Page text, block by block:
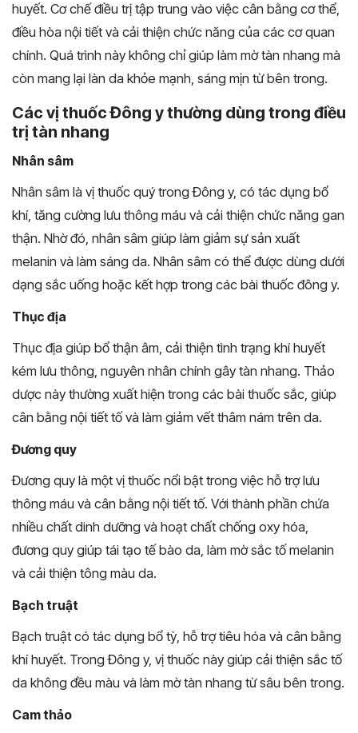
huyết. Cơ chế điều trị tập trung vào việc cân bằng cơ thể,
điều hòa nội tiết và cải thiện chức năng của các cơ quan
chính. Quá trình này không chỉ giúp làm mờ tàn nhang mà
còn mang lại làn da khỏe mạnh, sáng mịn từ bên trong.
Các vị thuốc Đông y thường dùng trong điều
trị tàn nhang
Nhân sâm
Nhân sâm là vị thuốc quý trong Đông y, có tác dụng bổ
khí, tăng cường lưu thông máu và cải thiện chức năng gan
thận. Nhờ đó, nhân sâm giúp làm giảm sự sản xuất
melanin và làm sáng da. Nhân sâm có thể được dùng dưới
dạng sắc uống hoặc kết hợp trong các bài thuốc đông y.
Thục địa
Thục địa giúp bổ thận âm, cải thiện tình trạng khí huyết
kém lưu thông, nguyên nhân chính gây tàn nhang. Thảo
dược này thường xuất hiện trong các bài thuốc sắc, giúp
cân bằng nội tiết tố và làm giảm vết thâm nám trên da.
Đương quy
Đương quy là một vị thuốc nổi bật trong việc hỗ trợ lưu
thông máu và cân bằng nội tiết tố. Với thành phần chứa
nhiều chất dinh dưỡng và hoạt chất chống oxy hóa,
đương quy giúp tái tạo tế bào da, làm mờ sắc tố melanin
và cải thiện tông màu da.
Bạch truật
Bạch truật có tác dụng bổ tỳ, hỗ trợ tiêu hóa và cân bằng
khí huyết. Trong Đông y, vị thuốc này giúp cải thiện sắc tố
da không đều màu và làm mờ tàn nhang từ sâu bên trong.
Cam thảo